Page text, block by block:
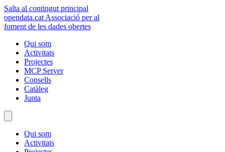
Salta al contingut principal
opendata.cat Associació per al
foment de les dades obertes
Qui som
Activitats
Projectes
MCP Server
Consells
Catàleg
Junta
Qui som
Activitats